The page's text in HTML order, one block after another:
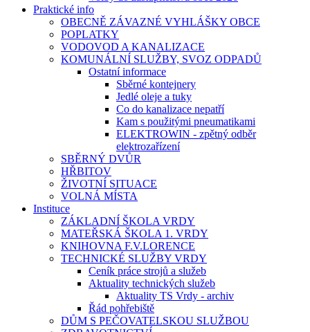
Praktické info
OBECNĚ ZÁVAZNÉ VYHLÁŠKY OBCE
POPLATKY
VODOVOD A KANALIZACE
KOMUNÁLNÍ SLUŽBY, SVOZ ODPADŮ
Ostatní informace
Sběrné kontejnery
Jedlé oleje a tuky
Co do kanalizace nepatří
Kam s použitými pneumatikami
ELEKTROWIN - zpětný odběr
elektrozařízení
SBĚRNÝ DVŮR
HŘBITOV
ŽIVOTNÍ SITUACE
VOLNÁ MÍSTA
Instituce
ZÁKLADNÍ ŠKOLA VRDY
MATEŘSKÁ ŠKOLA 1. VRDY
KNIHOVNA F.V.LORENCE
TECHNICKÉ SLUŽBY VRDY
Ceník práce strojů a služeb
Aktuality technických služeb
Aktuality TS Vrdy - archiv
Řád pohřebiště
DŮM S PEČOVATELSKOU SLUŽBOU